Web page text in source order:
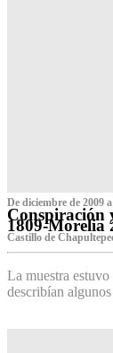
De diciembre de 2009
Conspiración
1809-Morelia
Castillo de
La muestra
describían